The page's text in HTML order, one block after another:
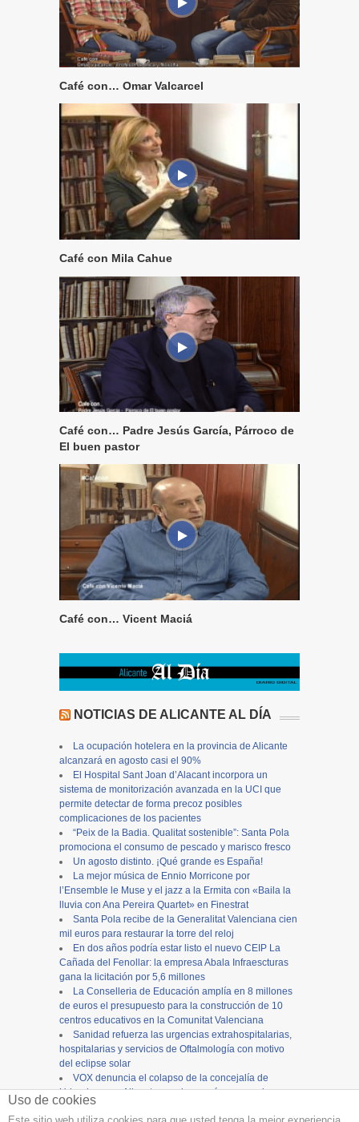
Café con… Omar Valcarcel
Café con Mila Cahue
Café con… Padre Jesús García, Párroco de
El buen pastor
Café con… Vicent Maciá
NOTICIAS DE ALICANTE AL DÍA
La ocupación hotelera en la provincia de Alicante
alcanzará en agosto casi el 90%
El Hospital Sant Joan d’Alacant incorpora un
sistema de monitorización avanzada en la UCI que
permite detectar de forma precoz posibles
complicaciones de los pacientes
“Peix de la Badia. Qualitat sostenible”: Santa Pola
promociona el consumo de pescado y marisco fresco
Un agosto distinto. ¡Qué grande es España!
La mejor música de Ennio Morricone por
l’Ensemble le Muse y el jazz a la Ermita con «Baila la
lluvia con Ana Pereira Quartet» en Finestrat
Santa Pola recibe de la Generalitat Valenciana cien
mil euros para restaurar la torre del reloj
En dos años podría estar listo el nuevo CEIP La
Cañada del Fenollar: la empresa Abala Infraescturas
gana la licitación por 5,6 millones
La Conselleria de Educación amplía en 8 millones
de euros el presupuesto para la construcción de 10
centros educativos en la Comunitat Valenciana
Sanidad refuerza las urgencias extrahospitalarias,
hospitalarias y servicios de Oftalmología con motivo
del eclipse solar
VOX denuncia el colapso de la concejalía de
Urbanismo en Alicante y reclama más personal para
evitar el bloqueo de inversiones
Uso de cookies